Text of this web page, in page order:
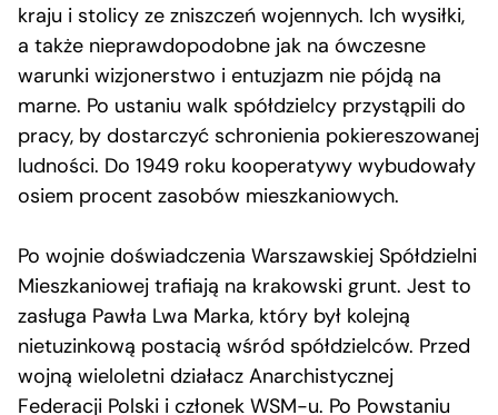
kraju i stolicy ze zniszczeń wojennych. Ich wysiłki,
a także nieprawdopodobne jak na ówczesne
warunki wizjonerstwo i entuzjazm nie pójdą na
marne. Po ustaniu walk spółdzielcy przystąpili do
pracy, by dostarczyć schronienia pokiereszowanej
ludności. Do 1949 roku kooperatywy wybudowały
osiem procent zasobów mieszkaniowych.
Po wojnie doświadczenia Warszawskiej Spółdzielni
Mieszkaniowej trafiają na krakowski grunt. Jest to
zasługa Pawła Lwa Marka, który był kolejną
nietuzinkową postacią wśród spółdzielców. Przed
wojną wieloletni działacz Anarchistycznej
Federacji Polski i członek WSM-u. Po Powstaniu